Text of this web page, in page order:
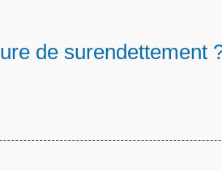
de surendettement